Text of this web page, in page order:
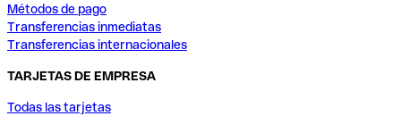
Métodos de pago
Transferencias inmediatas
Transferencias internacionales
TARJETAS DE EMPRESA
Todas las tarjetas